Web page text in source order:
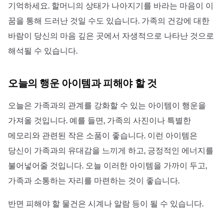
기억하세요. 할머니의 상태가 나아지기를 바라는 마음이 이
꿈을 통해 드러난 것일 수도 있습니다. 가족의 건강에 대한
바람이 당신의 마음 깊은 곳에서 자생적으로 나타난 것으로
해석될 수 있습니다.
오늘의 행운 아이템과 피해야 할 것
오늘은 가족과의 관계를 강화할 수 있는 아이템이 행운을
가져올 것입니다. 예를 들면, 가족의 사진이나 특별한
메모리와 관련된 작은 소품이 좋습니다. 이런 아이템은
당신이 가족과의 유대감을 느끼게 하고, 긍정적인 에너지를
불어넣어줄 것입니다. 오늘 이러한 아이템을 가까이 두고,
가족과 소통하는 자리를 마련하는 것이 좋습니다.
반면 피해야 할 물건은 시계나 알람 등이 될 수 있습니다.